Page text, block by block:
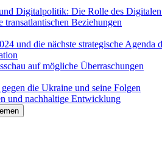
Digitalpolitik: Die Rolle des
Beziehungen
und die nächste strategische Agenda
auf mögliche Überraschungen
die Ukraine und seine Folgen
und nachhaltige Entwicklung